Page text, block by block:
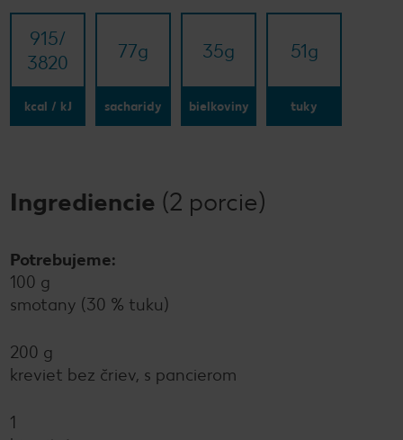
915/​
3820
kcal / kJ
77g
sacharidy
35g
bielkoviny
51g
tuky
Ingrediencie (2 porcie)
Potrebujeme:
100 g
smotany (30 % tuku)
200 g
kreviet bez čriev, s pancierom
1